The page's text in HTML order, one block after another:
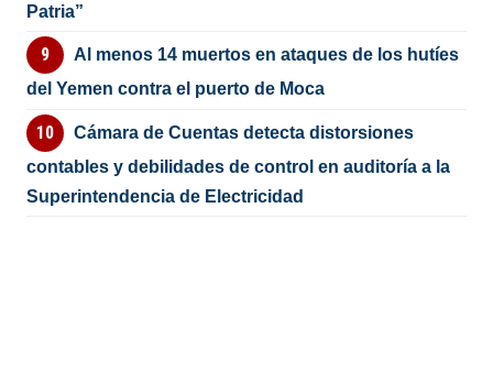
Patria”
Al menos 14 muertos en ataques de los hutíes
del Yemen contra el puerto de Moca
Cámara de Cuentas detecta distorsiones
contables y debilidades de control en auditoría a la
Superintendencia de Electricidad